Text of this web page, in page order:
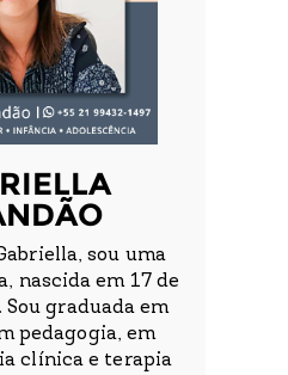
sou uma
nascida em 17 de
Sou graduada em
pedagogia, em
clínica e terapia